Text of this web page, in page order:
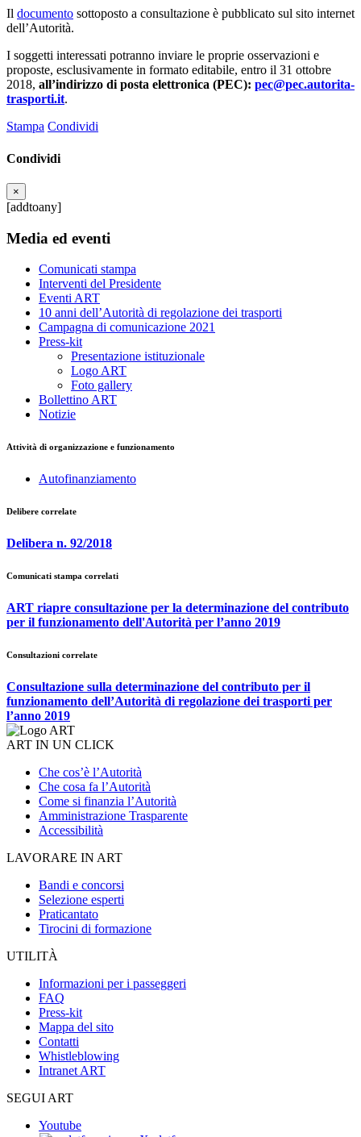
Il documento sottoposto a consultazione è pubblicato sul sito internet
dell’Autorità.
I soggetti interessati potranno inviare le proprie osservazioni e
proposte, esclusivamente in formato editabile, entro il 31 ottobre
2018, all’indirizzo di posta elettronica (PEC): pec@pec.autorita-
trasporti.it.
Stampa Condividi
Condividi
×
[addtoany]
Media ed eventi
Comunicati stampa
Interventi del Presidente
Eventi ART
10 anni dell’Autorità di regolazione dei trasporti
Campagna di comunicazione 2021
Press-kit
Presentazione istituzionale
Logo ART
Foto gallery
Bollettino ART
Notizie
Attività di organizzazione e funzionamento
Autofinanziamento
Delibere correlate
Delibera n. 92/2018
Comunicati stampa correlati
ART riapre consultazione per la determinazione del contributo
per il funzionamento dell'Autorità per l’anno 2019
Consultazioni correlate
Consultazione sulla determinazione del contributo per il
funzionamento dell’Autorità di regolazione dei trasporti per
l’anno 2019
ART IN UN CLICK
Che cos’è l’Autorità
Che cosa fa l’Autorità
Come si finanzia l’Autorità
Amministrazione Trasparente
Accessibilità
LAVORARE IN ART
Bandi e concorsi
Selezione esperti
Praticantato
Tirocini di formazione
UTILITÀ
Informazioni per i passeggeri
FAQ
Press-kit
Mappa del sito
Contatti
Whistleblowing
Intranet ART
SEGUI ART
Youtube